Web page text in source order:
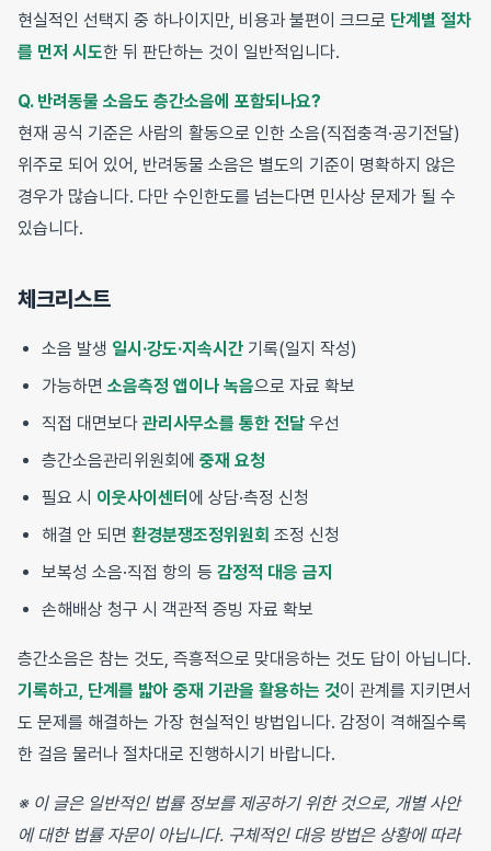
현실적인 선택지 중 하나이지만, 비용과 불편이 크므로 단계별 절차
를 먼저 시도한 뒤 판단하는 것이 일반적입니다.
Q. 반려동물 소음도 층간소음에 포함되나요?
현재 공식 기준은 사람의 활동으로 인한 소음(직접충격·공기전달)
위주로 되어 있어, 반려동물 소음은 별도의 기준이 명확하지 않은
경우가 많습니다. 다만 수인한도를 넘는다면 민사상 문제가 될 수
있습니다.
체크리스트
소음 발생 일시·강도·지속시간 기록(일지 작성)
가능하면 소음측정 앱이나 녹음으로 자료 확보
직접 대면보다 관리사무소를 통한 전달 우선
층간소음관리위원회에 중재 요청
필요 시 이웃사이센터 에 상담·측정 신청
해결 안 되면 환경분쟁조정위원회 조정 신청
보복성 소음·직접 항의 등 감정적 대응 금지
손해배상 청구 시 객관적 증빙 자료 확보
층간소음은 참는 것도, 즉흥적으로 맞대응하는 것도 답이 아닙니다.
기록하고, 단계를 밟아 중재 기관을 활용하는 것이 관계를 지키면서
도 문제를 해결하는 가장 현실적인 방법입니다. 감정이 격해질수록
한 걸음 물러나 절차대로 진행하시기 바랍니다.
※ 이 글은 일반적인 법률 정보를 제공하기 위한 것으로, 개별 사안
에 대한 법률 자문이 아닙니다. 구체적인 대응 방법은 상황에 따라